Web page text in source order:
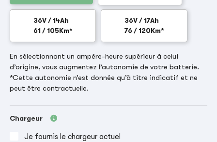
36V / 14Ah
61 / 105Km*
36V / 17Ah
76 / 120Km*
En sélectionnant un ampère-heure supérieur à celui
d’origine, vous augmentez l’autonomie de votre batterie.
*Cette autonomie n’est donnée qu’à titre indicatif et ne
peut être contractuelle.
Chargeur
Je fournis le chargeur actuel